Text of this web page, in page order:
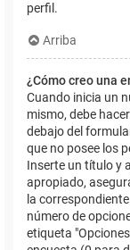
perfil.
Arriba
¿Cómo creo una
Cuando inicia un
mismo, debe
debajo del
que no posee los
Inserte un título y
apropiado,
la
número de
etiqueta